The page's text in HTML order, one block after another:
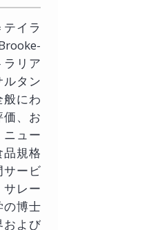
イラ
リア
ルタン
般にわ
価、お
ニュー
品規格
サービ
サレー
の博士
および